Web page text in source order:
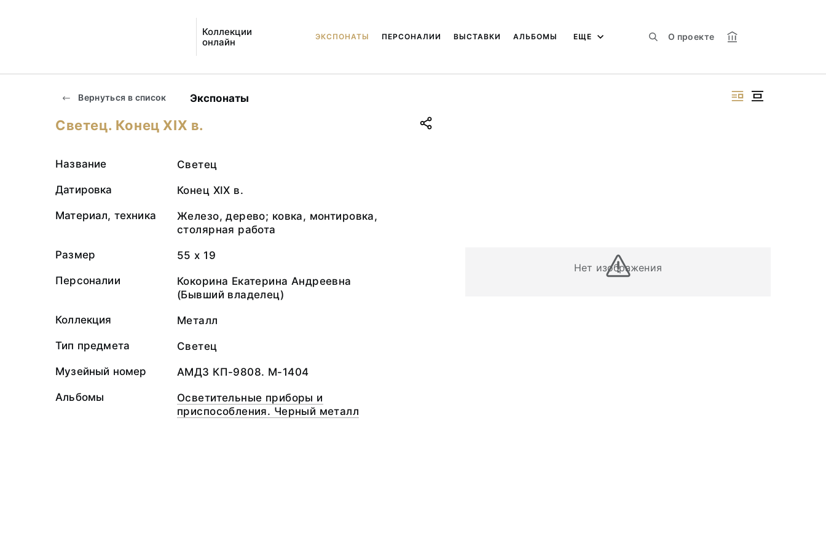
Коллекции
онлайн
О проекте
ЭКСПОНАТЫ ПЕРСОНАЛИИ ВЫСТАВКИ АЛЬБОМЫ ЕЩЕ
Вернуться в список Экспонаты
Нет изображения
Светец. Конец ХIХ в.
Название Светец
Датировка Конец ХIХ в.
Материал, техника
Железо, дерево; ковка, монтировка,
столярная работа
Размер 55 х 19
Персоналии
Кокорина Екатерина Андреевна
(Бывший владелец)
Коллекция Металл
Тип предмета Светец
Музейный номер АМДЗ КП-9808. М-1404
Альбомы
Осветительные приборы и
приспособления. Черный металл